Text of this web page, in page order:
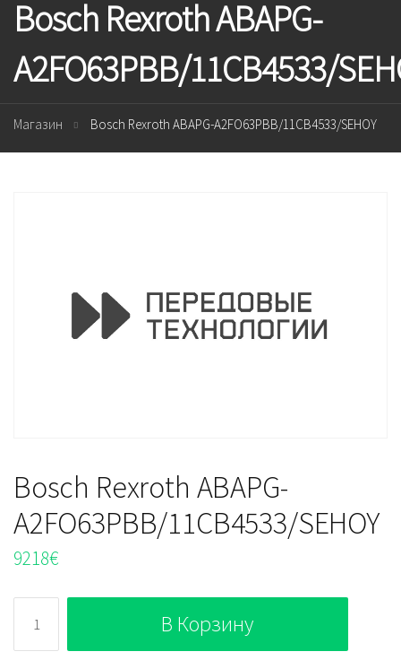
Bosch Rexroth ABAPG-
A2FO63PBB/11CB4533/
Магазин Bosch Rexroth ABAPG-A2FO63PBB/11CB4533/SEHOY
Bosch Rexroth ABAPG-
A2FO63PBB/11CB4533/SEHOY
9218€
Bosch
Rexroth
В Корзину